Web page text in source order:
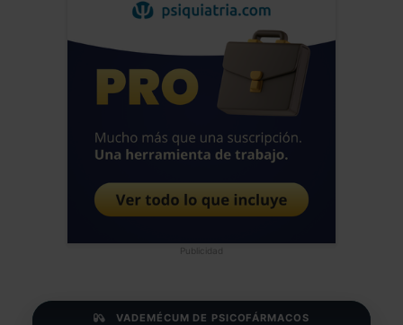
Publicidad
VADEMÉCUM DE PSICOFÁRMACOS